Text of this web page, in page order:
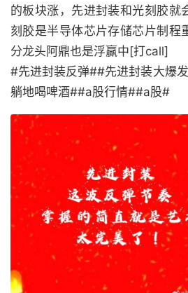
的板块涨，先进封装和光刻胶就
刻胶是半导体芯片存储芯片制程
分龙头阿鼎也是浮赢中[打call]
#先进封装反弹##先进封装大爆
躺地喝啤酒##a股行情##a股#